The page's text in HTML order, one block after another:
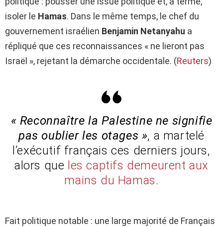
isoler le Hamas. Dans le même temps, le chef du
gouvernement israélien Benjamin Netanyahu a
répliqué que ces reconnaissances « ne lieront pas
Israël », rejetant la démarche occidentale. (Reuters)
« Reconnaître la Palestine ne signifie
pas oublier les otages », a martelé
l’exécutif français ces derniers jours,
alors que les captifs demeurent aux
mains du Hamas.
Fait politique notable : une large majorité de Français